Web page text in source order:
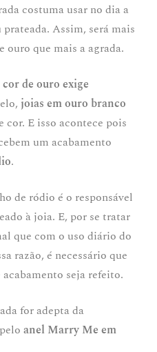
costuma usar no dia a
Assim, será mais
que mais a agrada.
de ouro exige
joias em ouro branco
cor. E isso acontece pois
um acabamento
.
de ródio é o responsável
à joia. E, por se tratar
que com o uso diário do
razão, é necessário que
seja refeito.
for adepta da
anel Marry Me em